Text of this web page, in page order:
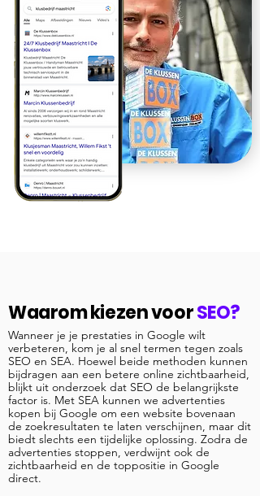
Waarom kiezen voorSEO?
Wanneer je je prestaties in Google wilt
verbeteren, kom je al snel termen tegen zoals
SEO en SEA. Hoewel beide methoden kunnen
bijdragen aan een betere online zichtbaarheid,
blijkt uit onderzoek dat SEO de belangrijkste
factor is. Met SEA kunnen we advertenties
kopen bij Google om een website bovenaan
de zoekresultaten te laten verschijnen, maar dit
biedt slechts een tijdelijke oplossing. Zodra de
advertenties stoppen, verdwijnt ook de
zichtbaarheid en de toppositie in Google
direct.